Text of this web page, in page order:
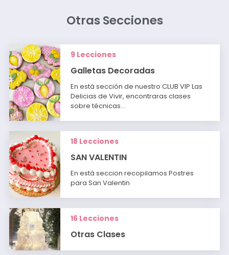
Otras Secciones
9 Lecciones
Galletas Decoradas
En está sección de nuestro CLUB VIP Las
Delicias de Vivir, encontraras clases
sobre técnicas…
18 Lecciones
SAN VALENTIN
En está seccion recopilamos Postres
para San Valentin
16 Lecciones
Otras Clases